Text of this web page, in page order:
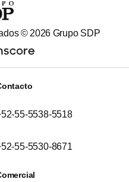
© 2026 Grupo SDP
55-5538-5518
55-5530-8671